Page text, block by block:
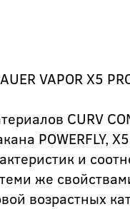
VAPOR X5
CURV
POWERFLY,
и
же
возрастных